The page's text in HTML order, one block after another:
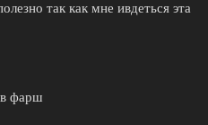
так как мне ивдеться эта
фарш